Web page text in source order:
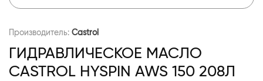
Производитель: Castrol
ГИДРАВЛИЧЕСКОЕ МАСЛО
CASTROL HYSPIN AWS 150 208Л